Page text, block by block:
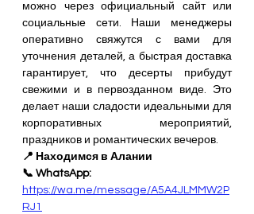
можно через официальный сайт или
социальные сети. Наши менеджеры
оперативно свяжутся с вами для
уточнения деталей, а быстрая доставка
гарантирует, что десерты прибудут
свежими и в первозданном виде. Это
делает наши сладости идеальными для
корпоративных мероприятий,
праздников и романтических вечеров.
📍 Находимся в Алании
📞 WhatsApp:
https://wa.me/message/A5A4JLMMW2P
RJ1